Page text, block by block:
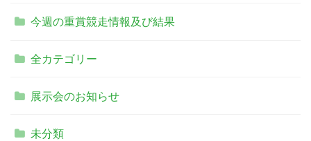
今週の重賞競走情報及び結果
全カテゴリー
展示会のお知らせ
未分類